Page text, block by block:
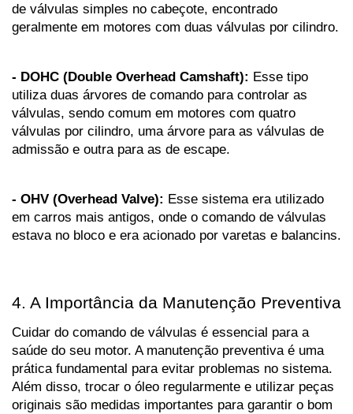
de válvulas simples no cabeçote, encontrado
geralmente em motores com duas válvulas por cilindro.
- DOHC (Double Overhead Camshaft): Esse tipo
utiliza duas árvores de comando para controlar as
válvulas, sendo comum em motores com quatro
válvulas por cilindro, uma árvore para as válvulas de
admissão e outra para as de escape.
- OHV (Overhead Valve): Esse sistema era utilizado
em carros mais antigos, onde o comando de válvulas
estava no bloco e era acionado por varetas e balancins.
4. A Importância da Manutenção Preventiva
Cuidar do comando de válvulas é essencial para a
saúde do seu motor. A manutenção preventiva é uma
prática fundamental para evitar problemas no sistema.
Além disso, trocar o óleo regularmente e utilizar peças
originais são medidas importantes para garantir o bom